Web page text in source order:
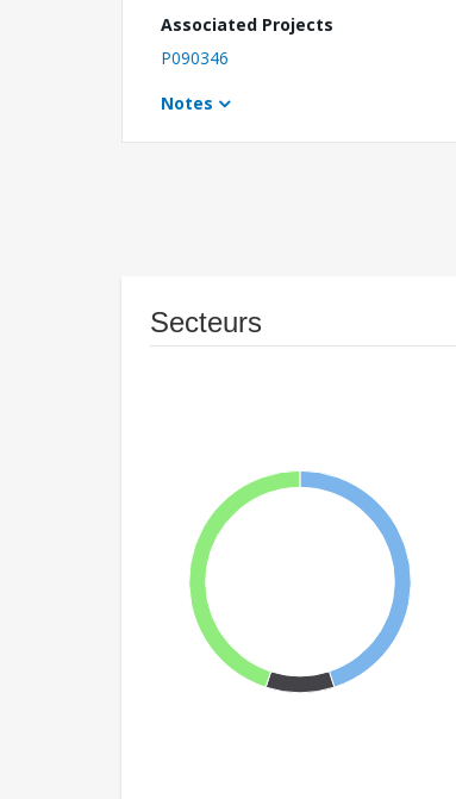
Associated Projects
P090346
Notes
Secteurs